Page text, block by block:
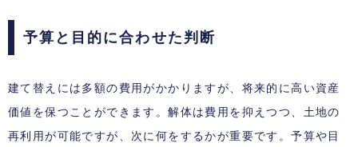
予算と目的に合わせた判断
建て替えには多額の費用がかかりますが、将来的に高い資産
価値を保つことができます。解体は費用を抑えつつ、土地の
再利用が可能ですが、次に何をするかが重要です。予算や目